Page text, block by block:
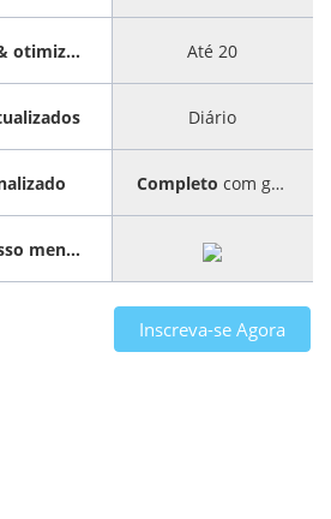
Acompanhamento & otimização de palavras-chave
Relatório de progresso mensal
Até 20
Diário
Completo com guia passo a passo
Inscreva-se Agora